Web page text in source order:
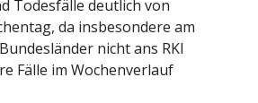
Todesfälle deutlich von
da insbesondere am
nicht ans RKI
Fälle im Wochenverlauf